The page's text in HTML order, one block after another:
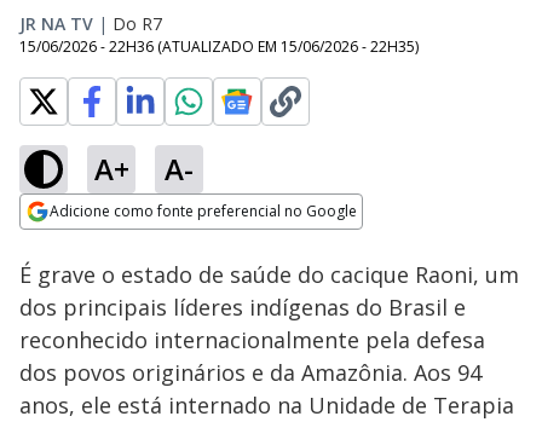
JR NA TV | Do R7
15/06/2026 - 22H36 (ATUALIZADO EM 15/06/2026 - 22H35)
A+ A-
Adicione como fonte preferencial no Google
Ativar
100.00%
É grave o estado de saúde do cacique Raoni, um
dos principais líderes indígenas do Brasil e
reconhecido internacionalmente pela defesa
dos povos originários e da Amazônia. Aos 94
anos, ele está internado na Unidade de Terapia